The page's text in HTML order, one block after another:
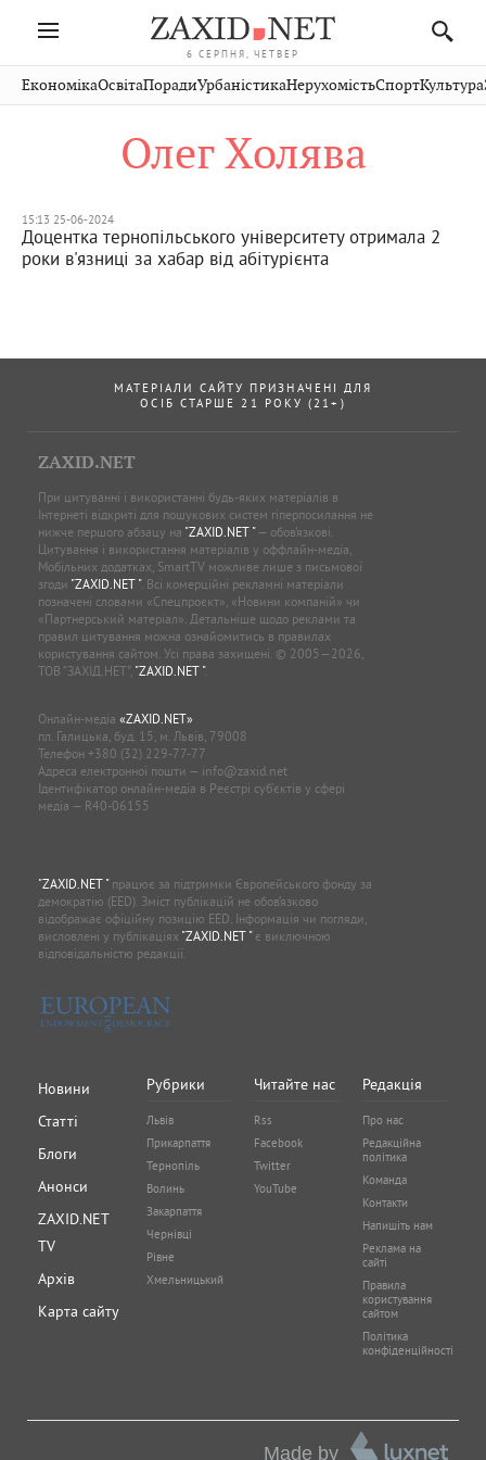
6 СЕРПНЯ, ЧЕТВЕР
Івано-
Франківськ
Волинь
Рівне
Чернівці
Стрий
Хмельницький
Публікації
Авто СловкоКультура
Кіно Дім Спорт
ЕкономікаОсвітаПорадиУрбаністикаНерухомістьСпортКультура
Олег Холява
15:13 25-06-2024
Доцентка тернопільського університету отримала 2
роки в'язниці за хабар від абітурієнта
МАТЕРІАЛИ САЙТУ ПРИЗНАЧЕНІ ДЛЯ
ОСІБ СТАРШЕ 21 РОКУ (21+)
ZAXID.NET
При цитуванні і використанні будь-яких матеріалів в
Інтернеті відкриті для пошукових систем гіперпосилання не
нижче першого абзацу на "ZAXID.NET "— обов’язкові.
Цитування і використання матеріалів у оффлайн-медіа,
Мобільних додатках, SmartTV можливе лише з письмової
згоди "ZAXID.NET ". Всі комерційні рекламні матеріали
позначені словами «Спецпроєкт», «Новини компаній» чи
«Партнерський матеріал». Детальніше щодо реклами та
правил цитування можна ознайомитись в правилах
користування сайтом. Усі права захищені. © 2005—2026,
ТОВ “ЗАХІД.НЕТ”, "ZAXID.NET ".
Онлайн-медіа «ZAXID.NET»
пл. Галицька, буд. 15, м. Львів, 79008
Телефон +380 (32) 229-77-77
Адреса електронної пошти — info@zaxid.net
Ідентифікатор онлайн-медіа в Реєстрі суб'єктів у сфері
медіа — R40-06155
"ZAXID.NET "працює за підтримки Європейського фонду за
демократію (EED). Зміст публікацій не обов’язково
відображає офіційну позицію EED. Інформація чи погляди,
висловлені у публікаціях "ZAXID.NET "є виключною
відповідальністю редакції.
Новини
Статті
Блоги
Анонси
ZAXID.NET
TV
Архів
Карта сайту
Рубрики
Львів
Прикарпаття
Тернопіль
Волинь
Закарпаття
Чернівці
Рівне
Хмельницький
Читайте нас
Rss
Facebook
Twitter
YouTube
Редакція
Про нас
Редакційна
політика
Команда
Контакти
Напишіть нам
Реклама на
сайті
Правила
користування
сайтом
Політика
конфіденційності
Made by